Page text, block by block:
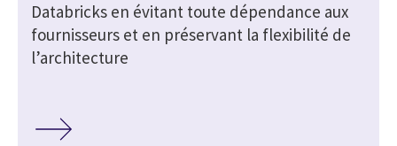
Databricks en évitant toute dépendance aux
fournisseurs et en préservant la flexibilité de
l’architecture